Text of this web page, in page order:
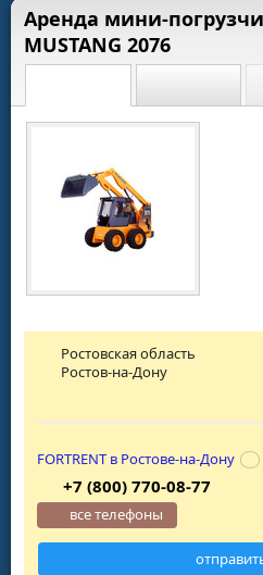
Аренда мини-
MUSTANG 2076
Ростовская область
Ростов-на-Дону
FORTRENT в Ростове-на-Дону
+7 (800) 770-08-77
все телефоны